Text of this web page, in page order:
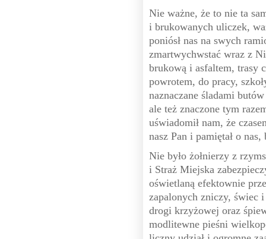
Nie ważne, że to nie ta
i brukowanych uliczek,
poniósł nas na swych
zmartwychwstać wraz z
brukową i asfaltem, trasy
powrotem, do pracy,
naznaczane śladami
ale też znaczone tym
uświadomił nam, że
nasz Pan i pamiętał o nas,
Nie było żołnierzy z
i Straż Miejska
oświetlaną efektownie
zapalonych zniczy, świec
drogi krzyżowej oraz
modlitewne pieśni